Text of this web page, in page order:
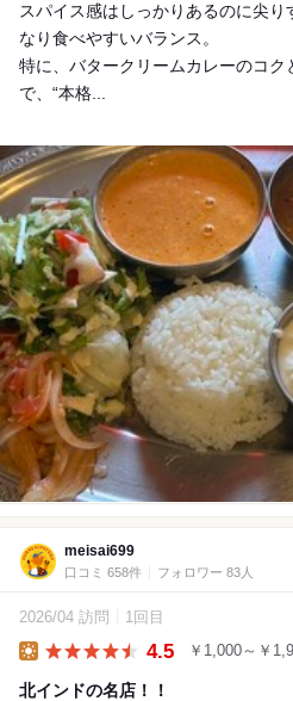
スパイス感はしっかりあるのに尖
なり食べやすいバランス。
特に、バタークリームカレーのコ
で、“本格...
meisai699
口コミ 658件 フォロワー 83人
2026/04 訪問 1回目
4.5 ￥1,000～￥
北インドの名店！！